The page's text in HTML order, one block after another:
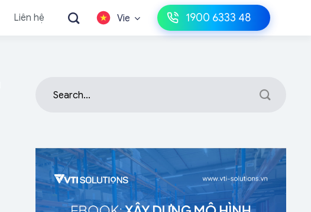
Liên hệ Vie 1900 6333 48